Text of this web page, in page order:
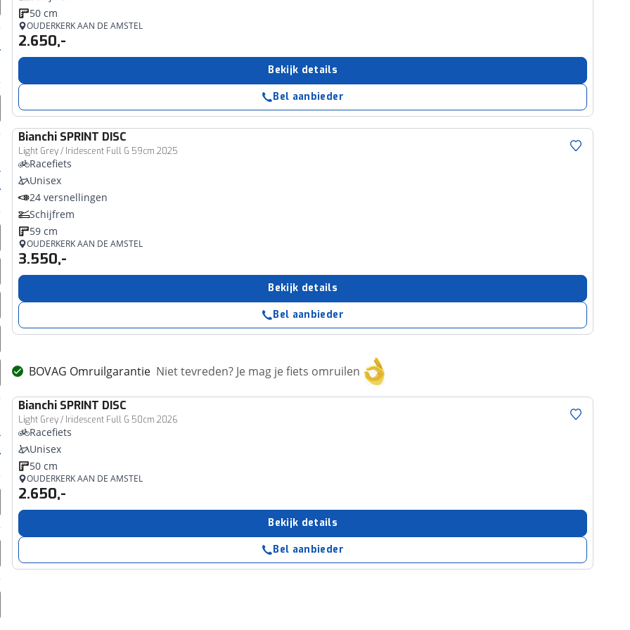
50 cm
OUDERKERK AAN DE AMSTEL
2.650,-
Bekijk details
Bel aanbieder
Bianchi SPRINT DISC
Light Grey / Iridescent Full G 59cm 2025
Racefiets
Unisex
24 versnellingen
Schijfrem
59 cm
OUDERKERK AAN DE AMSTEL
3.550,-
Bekijk details
Bel aanbieder
BOVAG Omruilgarantie Niet tevreden? Je mag je fiets omruilen
Bianchi SPRINT DISC
Light Grey / Iridescent Full G 50cm 2026
Racefiets
Unisex
50 cm
OUDERKERK AAN DE AMSTEL
2.650,-
Bekijk details
Bel aanbieder